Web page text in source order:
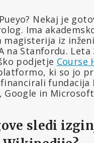
Nekaj je
Ima
magisterija iz
na Stanfordu. Leta
podjetje Course
ki so jo
fundacija
Google in
sledi